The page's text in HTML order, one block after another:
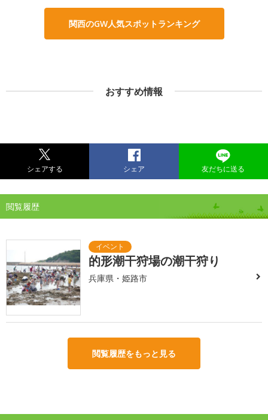
関西のGW人気スポットランキング
おすすめ情報
シェアする シェア 友だちに送る
閲覧履歴
的形潮干狩場の潮干狩り
兵庫県・姫路市
閲覧履歴をもっと見る